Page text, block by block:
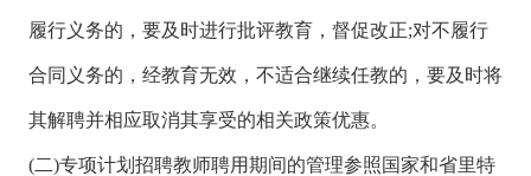
履行义务的，要及时进行批评教育，督促改正;对不履行
合同义务的，经教育无效，不适合继续任教的，要及时将
其解聘并相应取消其享受的相关政策优惠。
(二)专项计划招聘教师聘用期间的管理参照国家和省里特